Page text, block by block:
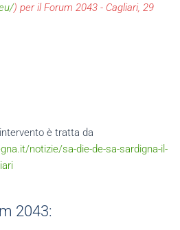
) per il Forum 2043 - Cagliari, 29
è tratta da
notizie/sa-die-de-sa-sardigna-il-
2043: